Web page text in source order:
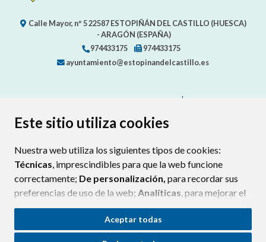
Este sitio utiliza cookies
Nuestra web utiliza los siguientes tipos de cookies:
Técnicas, imprescindibles para que la web funcione
correctamente; De personalización, para recordar sus
preferencias de uso de la web; Analíticas, para mejorar el
funcionamiento de la web y sus servicios.
Si acepta pulsando el botón“Aceptar todas”
Aceptar todas
Calle Mayor, nº 522587 ESTOPIÑÁN DEL CASTILLO (HUESCA)
- ARAGÓN (ESPAÑA)
974433175
974433175
ayuntamiento@estopinandelcastillo.es
AVISO LEGAL
PROTECCIÓN DE DATOS
POLÍTICA DE COOKIES